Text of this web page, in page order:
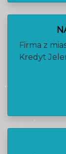
Firma z
Kredyt